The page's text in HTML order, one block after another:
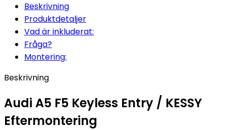
Beskrivning
Produktdetaljer
Vad är inkluderat:
Fråga?
Montering:
Beskrivning
Audi A5 F5 Keyless Entry / KESSY
Eftermontering